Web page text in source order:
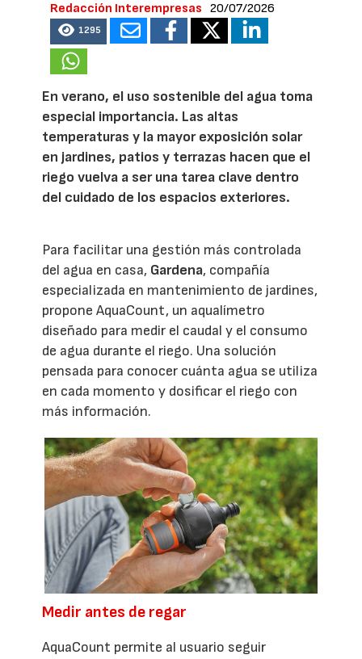
Redacción Interempresas 20/07/2026
1295
En verano, el uso sostenible del agua toma
especial importancia. Las altas
temperaturas y la mayor exposición solar
en jardines, patios y terrazas hacen que el
riego vuelva a ser una tarea clave dentro
del cuidado de los espacios exteriores.
Para facilitar una gestión más controlada
del agua en casa, Gardena, compañía
especializada en mantenimiento de jardines,
propone AquaCount, un aqualímetro
diseñado para medir el caudal y el consumo
de agua durante el riego. Una solución
pensada para conocer cuánta agua se utiliza
en cada momento y dosificar el riego con
más información.
Medir antes de regar
AquaCount permite al usuario seguir